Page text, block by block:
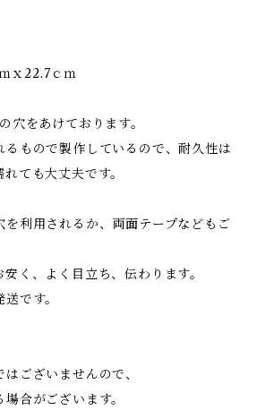
ｘ22.7ｃｍ
をあけております。
もので製作しているので、耐久性は
ても大丈夫です。
利用されるか、両面テープなどもご
く、よく目立ち、伝わります。
です。
ございませんので、
合がございます。